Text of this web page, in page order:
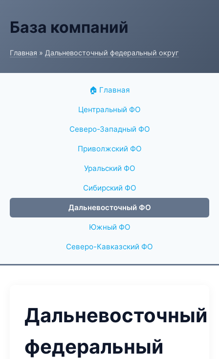
База компаний
Главная » Дальневосточный федеральный округ
🏠 Главная
Центральный ФО
Северо-Западный ФО
Приволжский ФО
Уральский ФО
Сибирский ФО
Дальневосточный ФО
Южный ФО
Северо-Кавказский ФО
Дальневосточный
федеральный